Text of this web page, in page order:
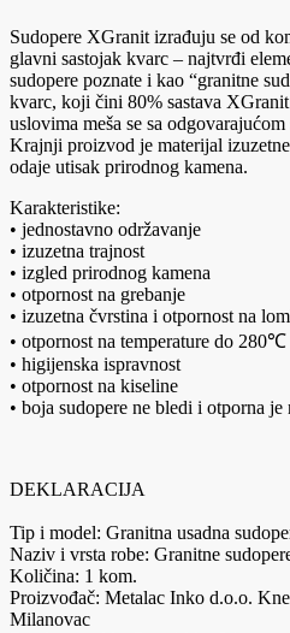
Sudopere XGranit izrađuju se od
glavni sastojak kvarc – najtvrđi
sudopere poznate i kao “granitne
kvarc, koji čini 80% sastava
uslovima meša se sa
Krajnji proizvod je materijal
odaje utisak prirodnog kamena.
Karakteristike:
• jednostavno održavanje
• izuzetna trajnost
• izgled prirodnog kamena
• otpornost na grebanje
• izuzetna čvrstina i otpornost na
• otpornost na temperature do 280℃
• higijenska ispravnost
• otpornost na kiseline
• boja sudopere ne bledi i otporna je
DEKLARACIJA
Tip i model: Granitna usadna
Naziv i vrsta robe: Granitne
Količina: 1 kom.
Proizvođač: Metalac Inko d.o.o.
Milanovac